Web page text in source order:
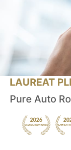
LAUREAT
Pure Auto